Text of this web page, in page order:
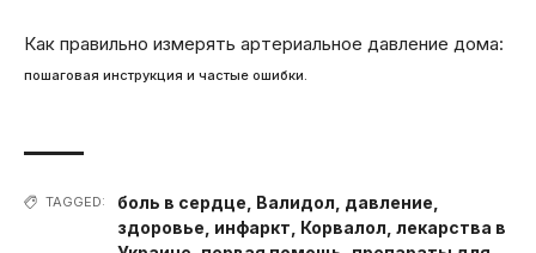
Как правильно измерять артериальное давление дома:
пошаговая инструкция и частые ошибки.
TAGGED: боль в сердце Валидол давление
здоровье инфаркт Корвалол лекарства в